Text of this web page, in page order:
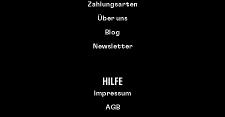
Zahlungsarten
Über uns
Blog
Newsletter
HILFE
Impressum
AGB